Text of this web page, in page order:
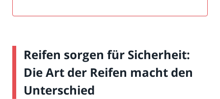
Reifen sorgen für Sicherheit:
Die Art der Reifen macht den
Unterschied